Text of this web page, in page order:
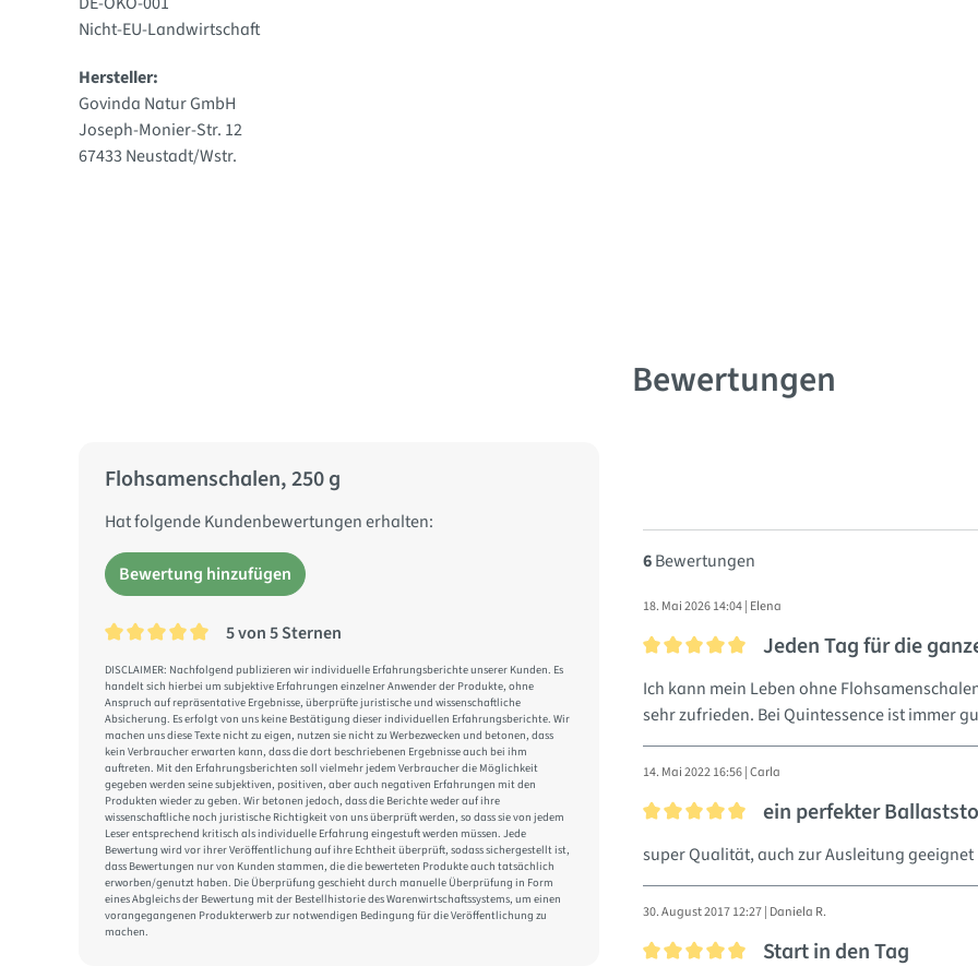
Nicht-EU-Landwirtschaft
Hersteller:
Govinda Natur GmbH
Joseph-Monier-Str. 12
67433 Neustadt/Wstr.
Bewertungen
Flohsamenschalen, 250 g
Hat folgende Kundenbewertungen erhalten:
Bewertung hinzufügen
Durchschnittliche Bewertung von 5 von 5 Sternen
5 von 5 Sternen
DISCLAIMER: Nachfolgend publizieren wir individuelle Erfahrungsberichte unserer Kunden. Es
handelt sich hierbei um subjektive Erfahrungen einzelner Anwender der Produkte, ohne
Anspruch auf repräsentative Ergebnisse, überprüfte juristische und wissenschaftliche
Absicherung. Es erfolgt von uns keine Bestätigung dieser individuellen Erfahrungsberichte. Wir
machen uns diese Texte nicht zu eigen, nutzen sie nicht zu Werbezwecken und betonen, dass
kein Verbraucher erwarten kann, dass die dort beschriebenen Ergebnisse auch bei ihm
auftreten. Mit den Erfahrungsberichten soll vielmehr jedem Verbraucher die Möglichkeit
gegeben werden seine subjektiven, positiven, aber auch negativen Erfahrungen mit den
Produkten wieder zu geben. Wir betonen jedoch, dass die Berichte weder auf ihre
wissenschaftliche noch juristische Richtigkeit von uns überprüft werden, so dass sie von jedem
Leser entsprechend kritisch als individuelle Erfahrung eingestuft werden müssen. Jede
Bewertung wird vor ihrer Veröffentlichung auf ihre Echtheit überprüft, sodass sichergestellt ist,
dass Bewertungen nur von Kunden stammen, die die bewerteten Produkte auch tatsächlich
erworben/genutzt haben. Die Überprüfung geschieht durch manuelle Überprüfung in Form
eines Abgleichs der Bewertung mit der Bestellhistorie des Warenwirtschaftssystems, um einen
vorangegangenen Produkterwerb zur notwendigen Bedingung für die Veröffentlichung zu
machen.
6Bewertungen
18. Mai 2026 14:04 | Elena
Jeden Tag für die
Ich kann mein Leben ohne
sehr zufrieden. Bei Quintessence ist immer
14. Mai 2022 16:56 | Carla
ein perfekter
super Qualität, auch zur Ausleitung geeignet
30. August 2017 12:27 | Daniela R.
Start in den Tag